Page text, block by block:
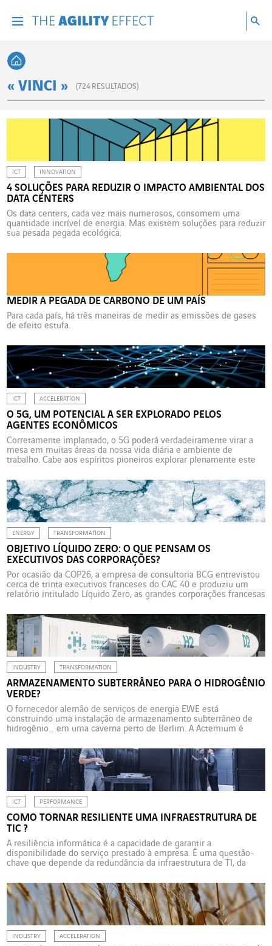
Voltar à página inicial
« VINCI » (724 RESULTADOS)
ICT INNOVATION
4 SOLUÇÕES PARA REDUZIR O IMPACTO AMBIENTAL DOS
DATA CENTERS
Os data centers, cada vez mais numerosos, consomem uma
quantidade incrível de energia. Mas existem soluções para reduzir
sua pesada pegada ecológica.
MEDIR A PEGADA DE CARBONO DE UM PAÍS
Para cada país, há três maneiras de medir as emissões de gases
de efeito estufa.
ICT ACCELERATION
O 5G, UM POTENCIAL A SER EXPLORADO PELOS
AGENTES ECONÔMICOS
Corretamente implantado, o 5G poderá verdadeiramente virar a
mesa em muitas áreas da nossa vida diária e ambiente de
trabalho. Cabe aos espíritos pioneiros explorar plenamente este
das redes 5G, novos recordes vêm aí: uma velocidade de
transferência de dados de até 10 Gbit/s, […]
ENERGY TRANSFORMATION
OBJETIVO LÍQUIDO ZERO: O QUE PENSAM OS
EXECUTIVOS DAS CORPORAÇÕES?
Por ocasião da COP26, a empresa de consultoria BCG entrevistou
cerca de trinta executivos franceses do CAC 40 e produziu um
relatório intitulado Líquido Zero, as grandes corporações francesas
comprometidas com uma iniciativa baseada na ciência (SBTi),
Líquido Zero. Os dirigentes são unânimes: alcançar o […]
INDUSTRY TRANSFORMATION
ARMAZENAMENTO SUBTERRÂNEO PARA O HIDROGÊNIO
VERDE?
O fornecedor alemão de serviços de energia EWE está
construindo uma instalação de armazenamento subterrâneo de
hidrogênio… em uma caverna perto de Berlim. A Actemium é
pioneira. O fornecedor alemão de serviços de energia EWE está
atualmente construindo uma instalação de armazenamento
subterrâneo, precisamente em uma […]
ICT PERFORMANCE
COMO TORNAR RESILIENTE UMA INFRAESTRUTURA DE
TIC ?
A resiliência informática é a capacidade de garantir a
disponibilidade do serviço prestado à empresa. É uma questão-
chave que depende da redundância da infraestrutura de TI, da
badalada, não é apenas uma moda, mas corresponde a uma
mudança de paradigma, que se aplica não só aos […]
INDUSTRY ACCELERATION